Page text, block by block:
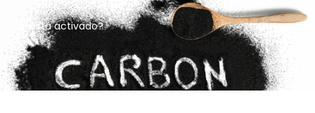
¿Qué está activado?